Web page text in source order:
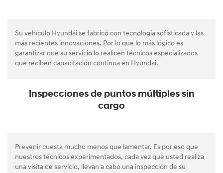
Su vehículo Hyundai se fabricó con tecnología sofisticada y las
más recientes innovaciones. Por lo que lo más lógico es
garantizar que su servicio lo realicen técnicos especializados
que reciben capacitación continua en Hyundai.
Inspecciones de puntos múltiples sin
cargo
Prevenir cuesta mucho menos que lamentar. Es por eso que
nuestros técnicos experimentados, cada vez que usted realiza
una visita de servicio, llevan a cabo una inspección de su